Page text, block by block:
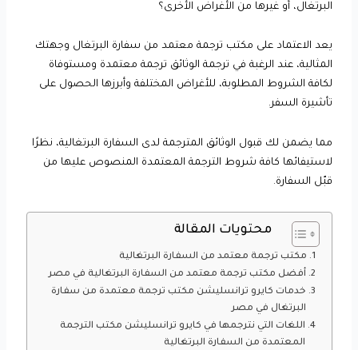
البرتغال، أو غيرها من الأغراض الأخرى؟
يعد الاعتماد على مكتب ترجمة معتمد من سفارة البرتغال وجهتك
المثالية، عند الرغبة في ترجمة الوثائق ترجمة معتمدة ومستوفاة
لكافة الشروط المطلوبة، للأغراض المختلفة وأبرزها الحصول على
تأشيرة السفر.
مما يضمن لك قبول الوثائق المترجمة لدى السفارة البرتغالية، نظرًا
لاستيفائها كافة شروط الترجمة المعتمدة المنصوص عليها من
قبّل السفارة.
محتويات المقالة
مكتب ترجمة معتمد من السفارة البرتغالية
أفضل مكتب ترجمة معتمد من السفارة البرتغالية في مصر
خدمات كايرو ترانسليشن مكتب ترجمة معتمدة من سفارة
البرتغال في مصر
اللغات التي نترجمها في كايرو ترانسليشن مكتب الترجمة
المعتمدة من السفارة البرتغالية